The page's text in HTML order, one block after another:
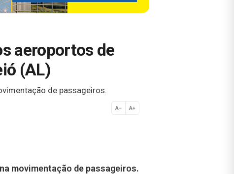
aeroportos de
(AL)
de passageiros.
A− A+
Normal
movimentação de passageiros.